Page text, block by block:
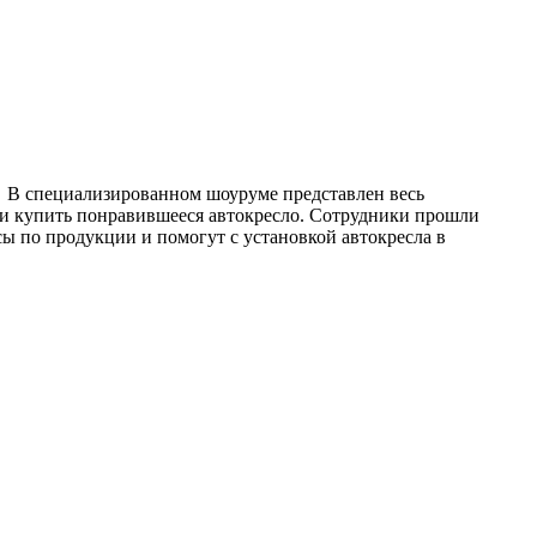
специализированном шоуруме представлен весь
купить понравившееся автокресло. Сотрудники прошли
продукции и помогут с установкой автокресла в